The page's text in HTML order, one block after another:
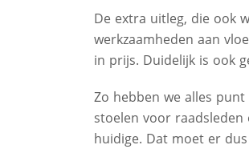
De extra uitleg, die ook
werkzaamheden aan
in prijs. Duidelijk is ook
Zo hebben we alles
stoelen voor
huidige. Dat moet er